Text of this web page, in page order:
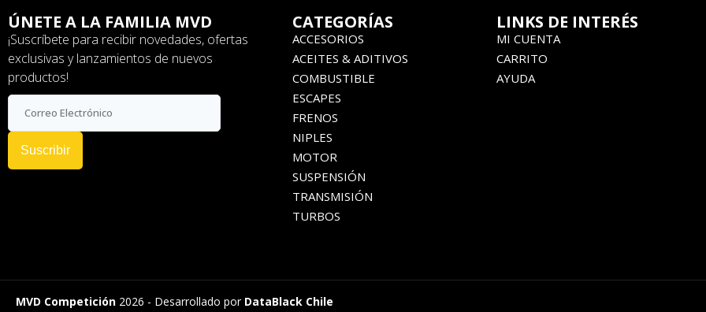
ÚNETE A LA FAMILIA MVD
¡Suscríbete para recibir novedades, ofertas
exclusivas y lanzamientos de nuevos
productos!
Suscribir
CATEGORÍAS
ACCESORIOS
ACEITES & ADITIVOS
COMBUSTIBLE
ESCAPES
FRENOS
NIPLES
MOTOR
SUSPENSIÓN
TRANSMISIÓN
TURBOS
LINKS DE INTERÉS
MI CUENTA
CARRITO
AYUDA
MVD Competición 2026 - Desarrollado por DataBlack Chile